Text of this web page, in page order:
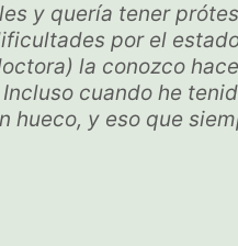
y quería tener
por el
la conozco
cuando he
hueco, y eso que